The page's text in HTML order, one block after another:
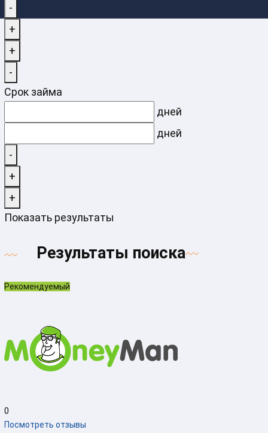
-
+
+
-
Срок займа
дней
дней
-
+
+
Показать результаты
Результаты поиска
Рекомендуемый
0
Посмотреть отзывы